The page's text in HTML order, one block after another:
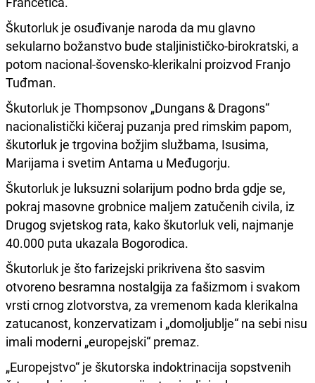
Škutorluk je osuđivanje naroda da mu glavno
sekularno božanstvo bude staljinističko-birokratski, a
potom nacional-šovensko-klerikalni proizvod Franjo
Tuđman.
Škutorluk je Thompsonov „Dungans & Dragons“
nacionalistički kičeraj puzanja pred rimskim papom,
škutorluk je trgovina božjim službama, Isusima,
Marijama i svetim Antama u Međugorju.
Škutorluk je luksuzni solarijum podno brda gdje se,
pokraj masovne grobnice maljem zatučenih civila, iz
Drugog svjetskog rata, kako škutorluk veli, najmanje
40.000 puta ukazala Bogorodica.
Škutorluk je što farizejski prikrivena što sasvim
otvoreno besramna nostalgija za fašizmom i svakom
vrsti crnog zlotvorstva, za vremenom kada klerikalna
zatucanost, konzervatizam i „domoljublje“ na sebi nisu
imali moderni „europejski“ premaz.
„Europejstvo“ je škutorska indoktrinacija sopstvenih